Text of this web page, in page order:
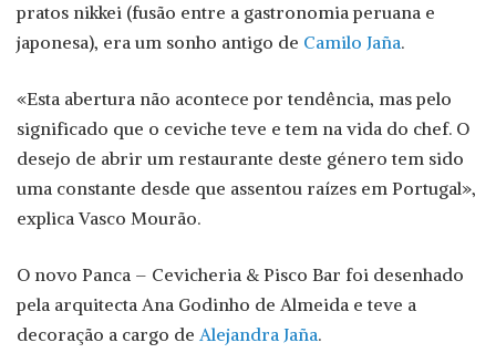
pratos nikkei (fusão entre a gastronomia peruana e
japonesa), era um sonho antigo de Camilo Jaña.
«Esta abertura não acontece por tendência, mas pelo
significado que o ceviche teve e tem na vida do chef. O
desejo de abrir um restaurante deste género tem sido
uma constante desde que assentou raízes em Portugal»,
explica Vasco Mourão.
O novo Panca – Cevicheria & Pisco Bar foi desenhado
pela arquitecta Ana Godinho de Almeida e teve a
decoração a cargo de Alejandra Jaña.